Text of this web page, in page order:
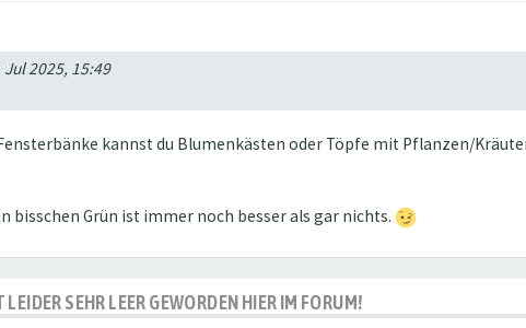
Jul 2025, 15:49
kannst du Blumenkästen oder Töpfe mit Pflanzen/
bisschen Grün ist immer noch besser als gar nichts.
SEHR LEER GEWORDEN HIER IM FORUM!